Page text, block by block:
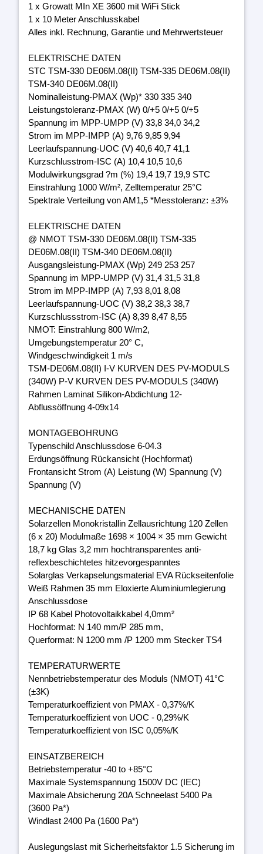
1 x Growatt MIn XE 3600 mit WiFi Stick
1 x 10 Meter Anschlusskabel
Alles inkl. Rechnung, Garantie und Mehrwertsteuer
ELEKTRISCHE DATEN
STC TSM-330 DE06M.08(II) TSM-335 DE06M.08(II)
TSM-340 DE06M.08(II)
Nominalleistung-PMAX (Wp)* 330 335 340
Leistungstoleranz-PMAX (W) 0/+5 0/+5 0/+5
Spannung im MPP-UMPP (V) 33,8 34,0 34,2
Strom im MPP-IMPP (A) 9,76 9,85 9,94
Leerlaufspannung-UOC (V) 40,6 40,7 41,1
Kurzschlusstrom-ISC (A) 10,4 10,5 10,6
Modulwirkungsgrad ?m (%) 19,4 19,7 19,9 STC
Einstrahlung 1000 W/m², Zelltemperatur 25°C
Spektrale Verteilung von AM1,5 *Messtoleranz: ±3%
ELEKTRISCHE DATEN
@ NMOT TSM-330 DE06M.08(II) TSM-335
DE06M.08(II) TSM-340 DE06M.08(II)
Ausgangsleistung-PMAX (Wp) 249 253 257
Spannung im MPP-UMPP (V) 31,4 31,5 31,8
Strom im MPP-IMPP (A) 7,93 8,01 8,08
Leerlaufspannung-UOC (V) 38,2 38,3 38,7
Kurzschlussstrom-ISC (A) 8,39 8,47 8,55
NMOT: Einstrahlung 800 W/m2,
Umgebungstemperatur 20° C,
Windgeschwindigkeit 1 m/s
TSM-DE06M.08(II) I-V KURVEN DES PV-MODULS
(340W) P-V KURVEN DES PV-MODULS (340W)
Rahmen Laminat Silikon-Abdichtung 12-
Abflussöffnung 4-09x14
MONTAGEBOHRUNG
Typenschild Anschlussdose 6-04.3
Erdungsöffnung Rückansicht (Hochformat)
Frontansicht Strom (A) Leistung (W) Spannung (V)
Spannung (V)
MECHANISCHE DATEN
Solarzellen Monokristallin Zellausrichtung 120 Zellen
(6 x 20) Modulmaße 1698 × 1004 × 35 mm Gewicht
18,7 kg Glas 3,2 mm hochtransparentes anti-
reflexbeschichtetes hitzevorgespanntes
Solarglas Verkapselungsmaterial EVA Rückseitenfolie
Weiß Rahmen 35 mm Eloxierte Aluminiumlegierung
Anschlussdose
IP 68 Kabel Photovoltaikkabel 4,0mm²
Hochformat: N 140 mm/P 285 mm,
Querformat: N 1200 mm /P 1200 mm Stecker TS4
TEMPERATURWERTE
Nennbetriebstemperatur des Moduls (NMOT) 41°C
(±3K)
Temperaturkoeffizient von PMAX - 0,37%/K
Temperaturkoeffizient von UOC - 0,29%/K
Temperaturkoeffizient von ISC 0,05%/K
EINSATZBEREICH
Betriebstemperatur -40 to +85°C
Maximale Systemspannung 1500V DC (IEC)
Maximale Absicherung 20A Schneelast 5400 Pa
(3600 Pa*)
Windlast 2400 Pa (1600 Pa*)
Auslegungslast mit Sicherheitsfaktor 1.5 Sicherung im